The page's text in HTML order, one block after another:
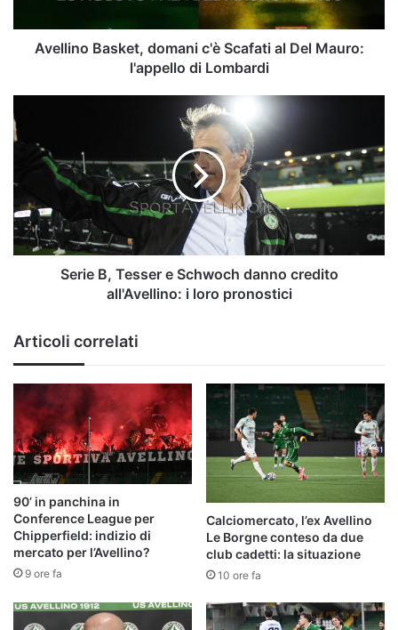
l'appello
Avellino Basket, domani c'è Scafati al Del Mauro:
l'appello di Lombardi
B,
Tesser
Schwoch
credito
all'Avellino:
i
Serie B, Tesser e Schwoch danno credito
all'Avellino: i loro pronostici
Articoli correlati
90’ in panchina in
Conference League per
Chipperfield: indizio di
mercato per l’Avellino?
9 ore fa
Calciomercato, l’ex Avellino
Le Borgne conteso da due
club cadetti: la situazione
10 ore fa